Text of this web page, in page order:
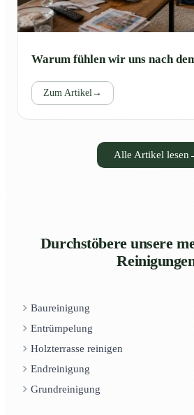
Warum fühlen wir uns nach
Zum Artikel →
Alle Artikel lesen
Durchstöbere unsere
Baureinigung
Entrümpelung
Holzterrasse reinigen
Endreinigung
Grundreinigung